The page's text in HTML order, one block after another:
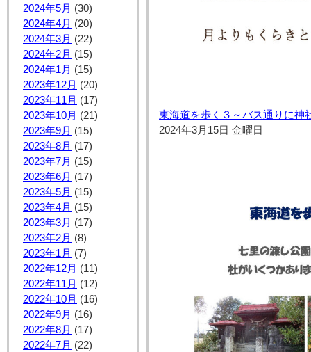
2024年5月 (30)
2024年4月 (20)
2024年3月 (22)
2024年2月 (15)
2024年1月 (15)
2023年12月 (20)
2023年11月 (17)
2023年10月 (21)
2023年9月 (15)
2023年8月 (17)
2023年7月 (15)
2023年6月 (17)
2023年5月 (15)
2023年4月 (15)
2023年3月 (17)
2023年2月 (8)
2023年1月 (7)
2022年12月 (11)
2022年11月 (12)
2022年10月 (16)
2022年9月 (16)
2022年8月 (17)
2022年7月 (22)
東海道を歩く３～バス通りに神
2024年3月15日 金曜日